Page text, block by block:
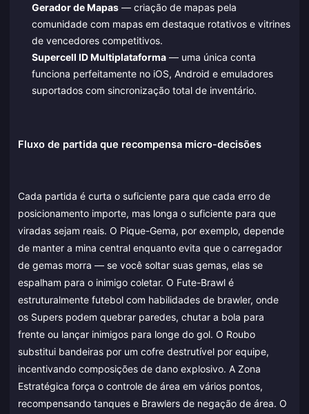
Gerador de Mapas— criação de mapas pela
comunidade com mapas em destaque rotativos e vitrines
de vencedores competitivos.
Supercell ID Multiplataforma— uma única conta
funciona perfeitamente no iOS, Android e emuladores
suportados com sincronização total de inventário.
Fluxo de partida que recompensa micro-decisões
Cada partida é curta o suficiente para que cada erro de
posicionamento importe, mas longa o suficiente para que
viradas sejam reais. O Pique-Gema, por exemplo, depende
de manter a mina central enquanto evita que o carregador
de gemas morra — se você soltar suas gemas, elas se
espalham para o inimigo coletar. O Fute-Brawl é
estruturalmente futebol com habilidades de brawler, onde
os Supers podem quebrar paredes, chutar a bola para
frente ou lançar inimigos para longe do gol. O Roubo
substitui bandeiras por um cofre destrutível por equipe,
incentivando composições de dano explosivo. A Zona
Estratégica força o controle de área em vários pontos,
recompensando tanques e Brawlers de negação de área. O